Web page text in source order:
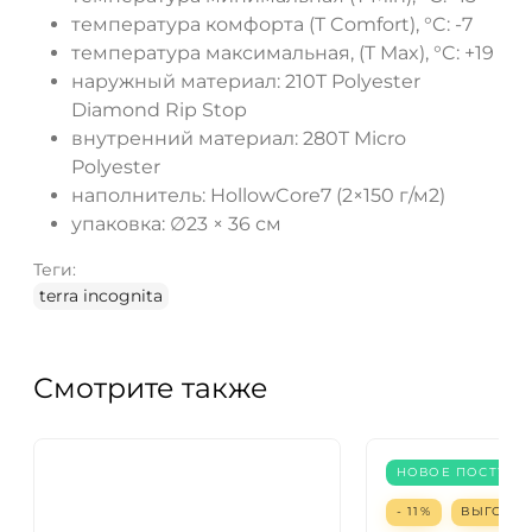
температура комфорта (T Comfort), °C: -7
температура максимальная, (T Max), °C: +19
наружный материал: 210T Polyester
Diamond Rip Stop
внутренний материал: 280T Micro
Polyester
наполнитель: HollowCore7 (2×150 г/м2)
упаковка: ∅23 × 36 см
Теги:
terra incognita
Смотрите также
НОВОЕ
- 11% ВЫГОДА